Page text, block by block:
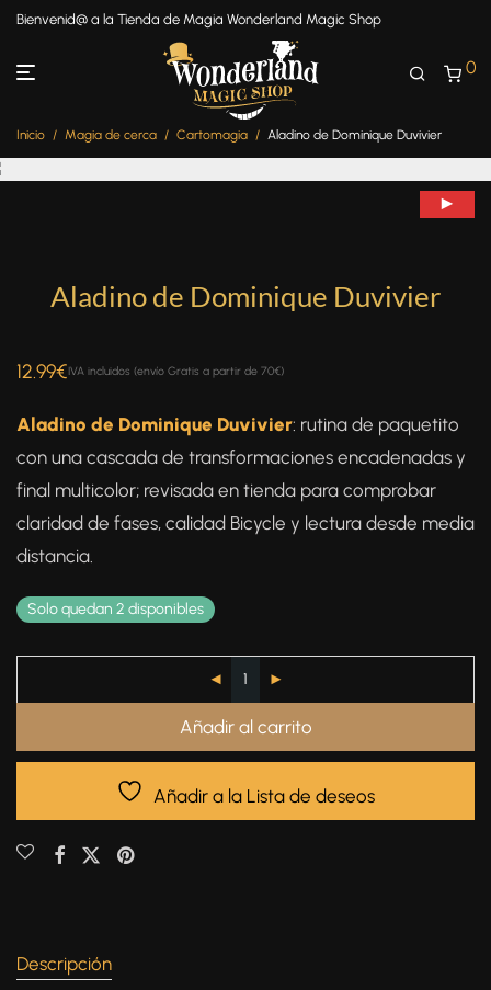
Bienvenid@ a la Tienda de Magia Wonderland Magic Shop
0
Inicio / Magia de cerca / Cartomagia / Aladino de Dominique Duvivier
Aladino de Dominique Duvivier
12.99€IVA incluidos (envío Gratis a partir de 70€)
Aladino de Dominique Duvivier: rutina de paquetito
con una cascada de transformaciones encadenadas y
final multicolor; revisada en tienda para comprobar
claridad de fases, calidad Bicycle y lectura desde media
distancia.
Solo quedan 2 disponibles
Añadir al carrito
Añadir a la Lista de deseos
Descripción